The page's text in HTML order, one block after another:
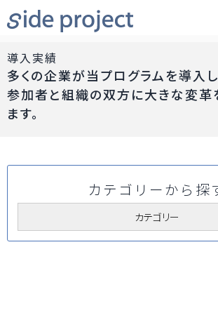
導入実績
多くの企業が当プログラムを導入し
参加者と組織の双方に大きな変革
ます。
カテゴリーから探
カテゴリー